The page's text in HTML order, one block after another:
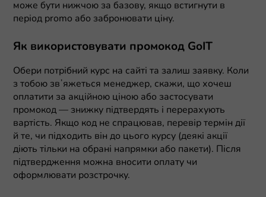
може бути нижчою за базову, якщо встигнути в
період promo або забронювати ціну.
Як використовувати промокод GoIT
Обери потрібний курс на сайті та залиш заявку. Коли
з тобою звʼяжеться менеджер, скажи, що хочеш
оплатити за акційною ціною або застосувати
промокод — знижку підтвердять і перерахують
вартість. Якщо код не спрацював, перевір термін дії
й те, чи підходить він до цього курсу (деякі акції
діють тільки на обрані напрямки або пакети). Після
підтвердження можна вносити оплату чи
оформлювати розстрочку.